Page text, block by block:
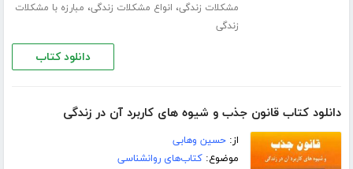
مشکلات زندگی، انواع مشکلات زندگی، مبارزه با مشکلات
زندگی
دانلود کتاب
دانلود کتاب قانون جذب و شیوه های کاربرد آن در زندگی
از:حسین وهابی
موضوع:کتاب‌های روانشناسی